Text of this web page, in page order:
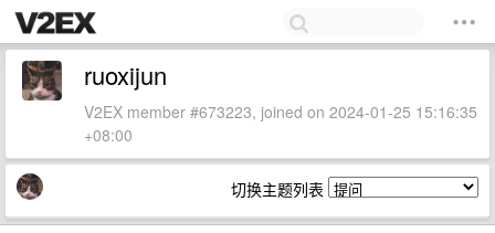
ruoxijun
V2EX member #673223, joined on 2024-01-25 15:16:35
+08:00
切换主题列表